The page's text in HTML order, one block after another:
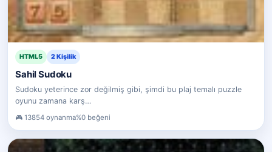
HTML5 2 Kişilik
Sahil Sudoku
Sudoku yeterince zor değilmiş gibi, şimdi bu plaj temalı puzzle
oyunu zamana karş…
13854 oynanma%0 beğeni